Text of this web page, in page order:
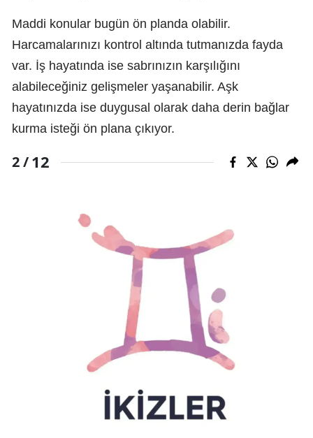
Maddi konular bugün ön planda olabilir.
Harcamalarınızı kontrol altında tutmanızda fayda
var. İş hayatında ise sabrınızın karşılığını
alabileceğiniz gelişmeler yaşanabilir. Aşk
hayatınızda ise duygusal olarak daha derin bağlar
kurma isteği ön plana çıkıyor.
2 /12